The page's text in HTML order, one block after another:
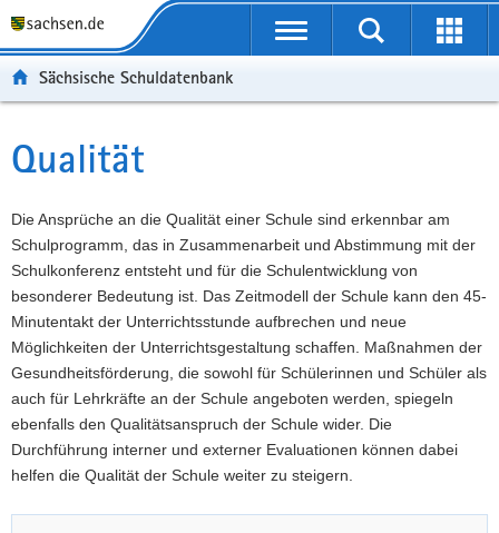
t
ü
e
r
g
r
e
i
f
e
n
d
e
r
l
a
v
i
g
a
t
i
o
n
a
t
n
h
a
l
t
W
t
r
e
I
n
f
o
r
m
a
t
i
r
i
c
e
Portalübergreifende
Suche
Sächsische Schuldatenbank
Hauptinhalt
Qualität
Die Ansprüche an die Qualität einer Schule sind erkennbar am
Schulprogramm, das in Zusammenarbeit und Abstimmung mit der
Schulkonferenz entsteht und für die Schulentwicklung von
besonderer Bedeutung ist. Das Zeitmodell der Schule kann den 45-
Minutentakt der Unterrichtsstunde aufbrechen und neue
Möglichkeiten der Unterrichtsgestaltung schaffen. Maßnahmen der
Gesundheitsförderung, die sowohl für Schülerinnen und Schüler als
auch für Lehrkräfte an der Schule angeboten werden, spiegeln
ebenfalls den Qualitätsanspruch der Schule wider. Die
Durchführung interner und externer Evaluationen können dabei
helfen die Qualität der Schule weiter zu steigern.